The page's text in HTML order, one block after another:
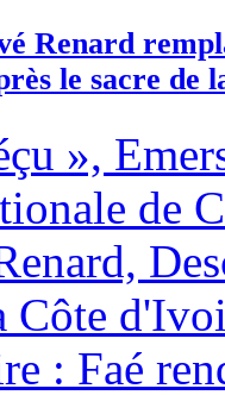
Renard
le sacre de
»,
de
Côte
: Faé